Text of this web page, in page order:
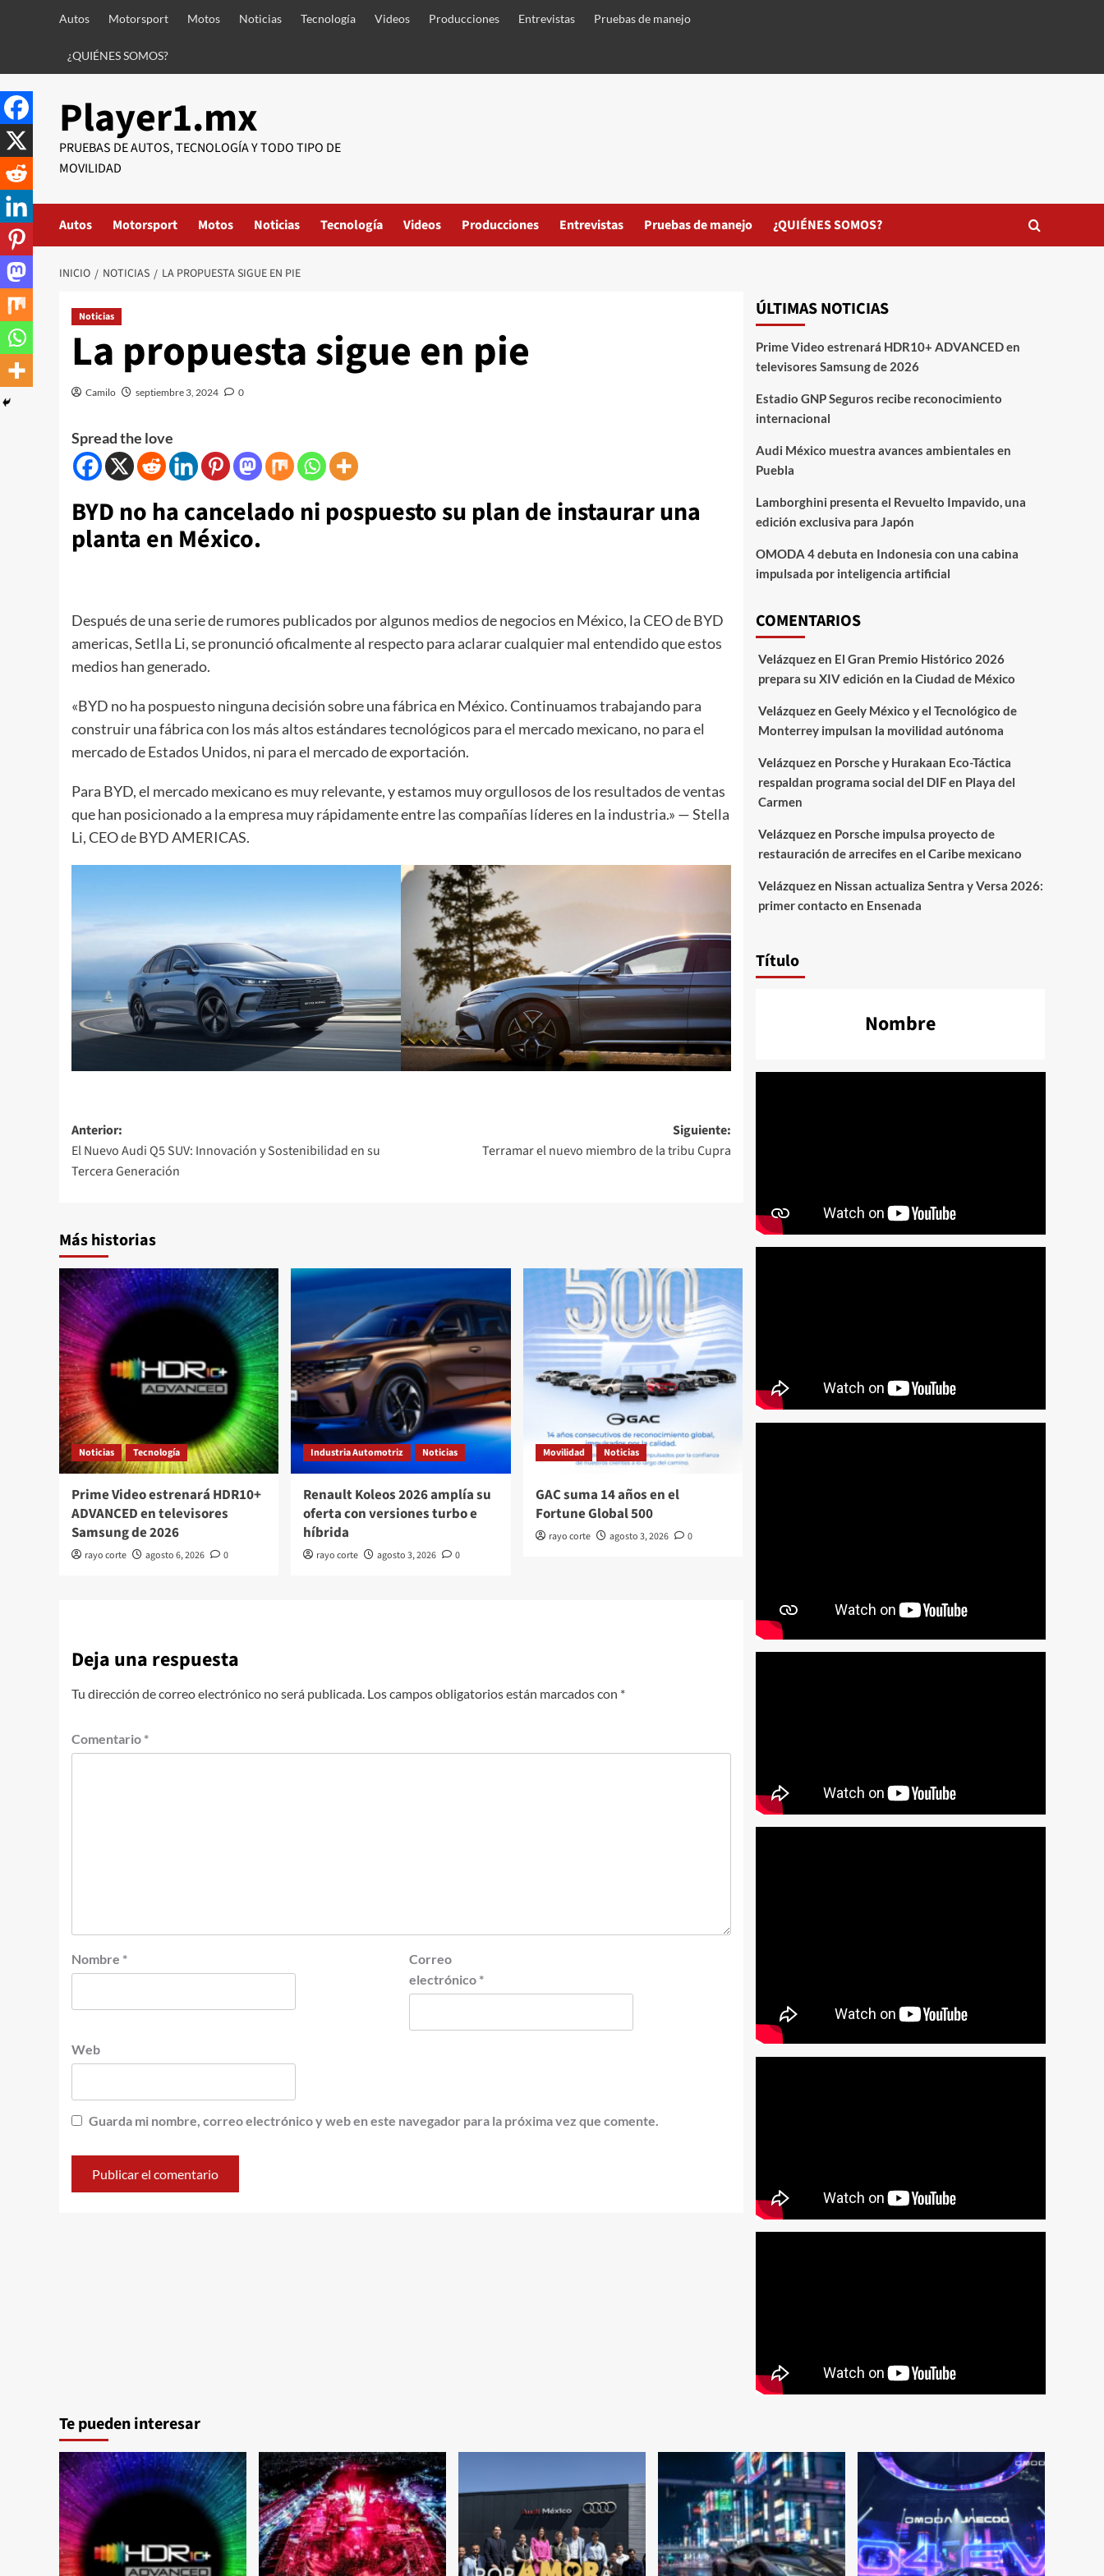
Autos Motorsport Motos Noticias Tecnología Videos Producciones Entrevistas Pruebas de manejo
¿QUIÉNES SOMOS?
Player1.mx
PRUEBAS DE AUTOS, TECNOLOGÍA Y TODO TIPO DE
MOVILIDAD
Autos Motorsport Motos Noticias Tecnología Videos Producciones Entrevistas Pruebas de manejo ¿QUIÉNES SOMOS?
INICIO NOTICIAS LA PROPUESTA SIGUE EN PIE
Noticias
La propuesta sigue en pie
Camilo septiembre 3, 2024 0
Spread the love
BYD no ha cancelado ni pospuesto su plan de instaurar una
planta en México.
Después de una serie de rumores publicados por algunos medios de negocios en México, la CEO de BYD
americas, Setlla Li, se pronunció oficalmente al respecto para aclarar cualquier mal entendido que estos
medios han generado.
«BYD no ha pospuesto ninguna decisión sobre una fábrica en México. Continuamos trabajando para
construir una fábrica con los más altos estándares tecnológicos para el mercado mexicano, no para el
mercado de Estados Unidos, ni para el mercado de exportación.
Para BYD, el mercado mexicano es muy relevante, y estamos muy orgullosos de los resultados de ventas
que han posicionado a la empresa muy rápidamente entre las compañías líderes en la industria.» — Stella
Li, CEO de BYD AMERICAS.
Navegación
de
entradas
Anterior:
El Nuevo Audi Q5 SUV: Innovación y Sostenibilidad en su
Tercera Generación
Siguiente:
Terramar el nuevo miembro de la tribu Cupra
Más historias
Noticias Tecnología
Prime Video estrenará HDR10+
ADVANCED en televisores
Samsung de 2026
rayo corte agosto 6, 2026 0
Industria Automotriz Noticias
Renault Koleos 2026 amplía su
oferta con versiones turbo e
híbrida
rayo corte agosto 3, 2026 0
Movilidad Noticias
GAC suma 14 años en el
Fortune Global 500
rayo corte agosto 3, 2026 0
Deja una respuesta
Tu dirección de correo electrónico no será publicada. Los campos obligatorios están marcados con *
Comentario *
Nombre *
Correo
electrónico *
Web
Guarda mi nombre, correo electrónico y web en este navegador para la próxima vez que comente.
ÚLTIMAS NOTICIAS
Prime Video estrenará HDR10+ ADVANCED en
televisores Samsung de 2026
Estadio GNP Seguros recibe reconocimiento
internacional
Audi México muestra avances ambientales en
Puebla
Lamborghini presenta el Revuelto Impavido, una
edición exclusiva para Japón
OMODA 4 debuta en Indonesia con una cabina
impulsada por inteligencia artificial
COMENTARIOS
Velázquezen El Gran Premio Histórico 2026
prepara su XIV edición en la Ciudad de México
Velázquezen Geely México y el Tecnológico de
Monterrey impulsan la movilidad autónoma
Velázquezen Porsche y Hurakaan Eco-Táctica
respaldan programa social del DIF en Playa del
Carmen
Velázquezen Porsche impulsa proyecto de
restauración de arrecifes en el Caribe mexicano
Velázquezen Nissan actualiza Sentra y Versa 2026:
primer contacto en Ensenada
Título
Nombre
Te pueden interesar